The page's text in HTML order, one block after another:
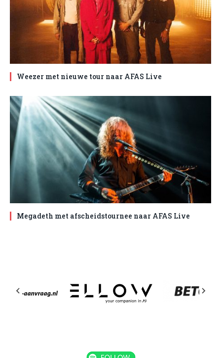
Weezer met nieuwe tour naar AFAS Live
Megadeth met afscheidstournee naar AFAS Live